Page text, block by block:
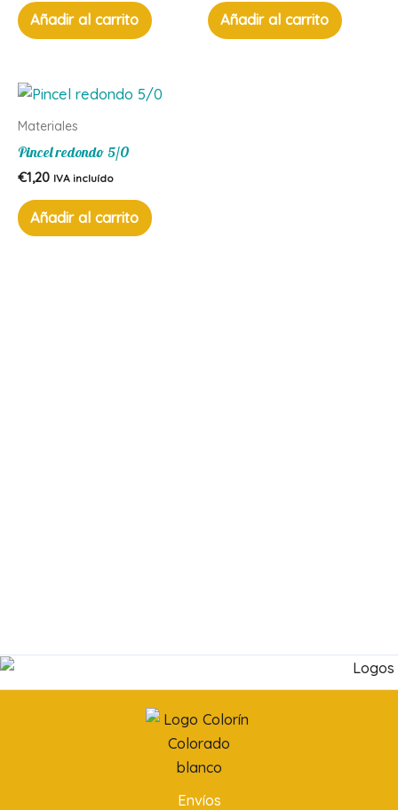
Añadir al carrito Añadir al carrito
Materiales
Pincel redondo 5/0
€1,20 IVA incluído
Añadir al carrito
Envíos